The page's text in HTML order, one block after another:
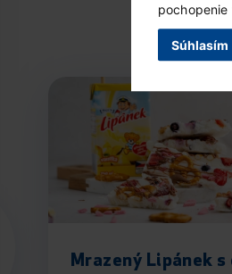
Súhlasím
Mrazený Lipánek s